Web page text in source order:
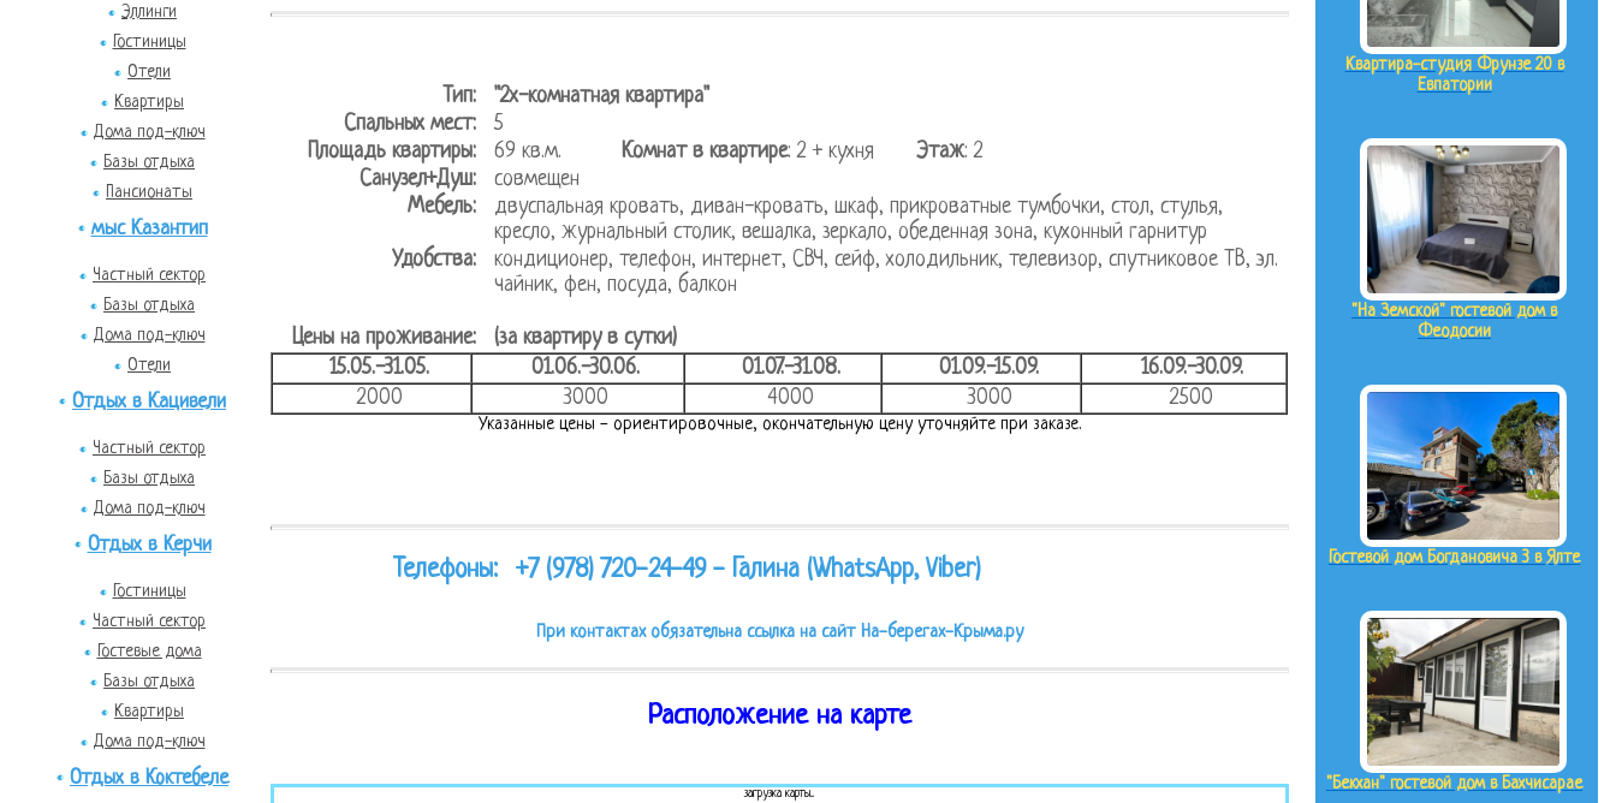
Эллинги
Гостиницы
Отели
Квартиры
Дома под-ключ
Базы отдыха
Пансионаты
мыс Казантип
Частный сектор
Базы отдыха
Дома под-ключ
Отели
Отдых в Кацивели
Частный сектор
Базы отдыха
Дома под-ключ
Отдых в Керчи
Гостиницы
Частный сектор
Гостевые дома
Базы отдыха
Квартиры
Дома под-ключ
Отдых в Коктебеле
Тип:
"2х-комнатная квартира"
Спальных мест:
5
Площадь квартиры:
69 кв.м. Комнат в квартире: 2 + кухня Этаж: 2
Санузел+Душ:
совмещен
Мебель:
двуспальная кровать, диван-кровать, шкаф, прикроватные тумбочки, стол, стулья,
кресло, журнальный столик, вешалка, зеркало, обеденная зона, кухонный гарнитур
Удобства:
кондиционер, телефон, интернет, СВЧ, сейф, холодильник, телевизор, спутниковое ТВ, эл.
чайник, фен, посуда, балкон
Цены на проживание:
(за квартиру в сутки)
15.05.-31.05.
01.06.-30.06. 01.07.-31.08. 01.09.-15.09.
16.09.-30.09.
2000
3000 4000 3000 2500
Указанные цены - ориентировочные, окончательную цену уточняйте при заказе.
Телефоны: +7 (978) 720-24-49 - Галина (WhatsApp, Viber)
При контактах обязательна ссылка на сайт На-берегах-Крыма.ру
Расположение на карте
загрузка карты...
Квартира-студия Фрунзе 20 в
Евпатории
"На Земской" гостевой дом в
Феодосии
Гостевой дом Богдановича 3 в Ялте
"Бекхан" гостевой дом в Бахчисарае